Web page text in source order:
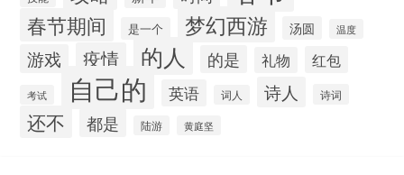
春节期间 是一个 梦幻西游 汤圆 温度
游戏 疫情 的人 的是 礼物 红包
考试 自己的 英语 词人 诗人 诗词
还不 都是 陆游 黄庭坚